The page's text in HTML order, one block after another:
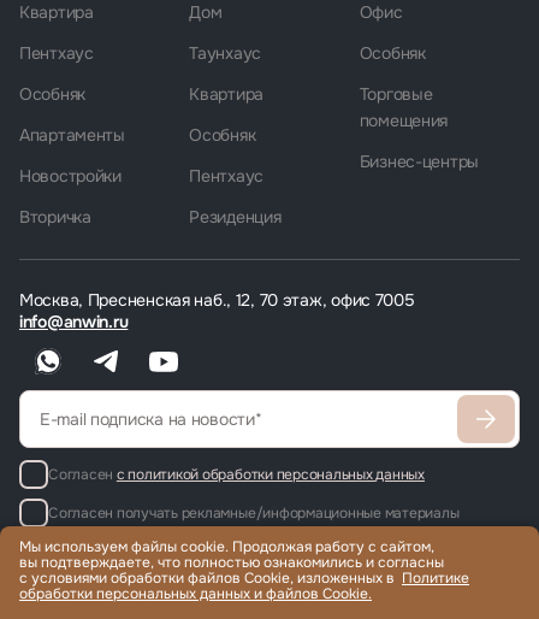
Москва, Пресненская наб., 12, 70 этаж, офис 7005
info@anwin.ru
Согласен с политикой обработки персональных данных
Согласен получать рекламные/информационные материалы
Квартира
Пентхаус
Особняк
Апартаменты
Новостройки
Вторичка
Дом
Таунхаус
Квартира
Особняк
Пентхаус
Резиденция
Офис
Особняк
Торговые
помещения
Бизнес-центры
Продажа и аренда элитной недвижимости по всему миру, помощь
Мы используем файлы cookie. Продолжая работу с сайтом,
вы подтверждаете, что полностью ознакомились и согласны
с условиями обработки файлов Cookie, изложенных в Политике
обработки персональных данных и файлов Cookie.